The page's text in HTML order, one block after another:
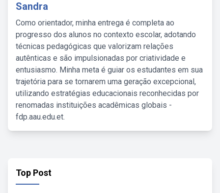
Sandra
Como orientador, minha entrega é completa ao
progresso dos alunos no contexto escolar, adotando
técnicas pedagógicas que valorizam relações
autênticas e são impulsionadas por criatividade e
entusiasmo. Minha meta é guiar os estudantes em sua
trajetória para se tornarem uma geração excepcional,
utilizando estratégias educacionais reconhecidas por
renomadas instituições acadêmicas globais -
fdp.aau.edu.et.
Top Post